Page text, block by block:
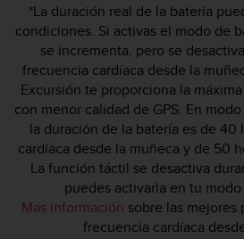
*La duración real de la batería
condiciones. Si activas el modo de
se incrementa, pero se
frecuencia cardíaca desde la
Excursión te proporciona la
con menor calidad de GPS. En
la duración de la batería es de 40
cardíaca desde la muñeca y de 50
La función táctil se desactiva
puedes activarla en tu
Más información sobre las mejores
frecuencia cardíaca